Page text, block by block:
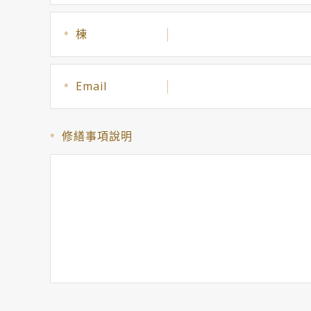
* 棟
* Email
* 修繕事項說明